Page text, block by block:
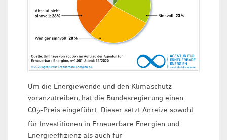
Um die Energiewende und den Klimaschutz
voranzutreiben, hat die Bundesregierung einen
CO2-Preis eingeführt. Dieser setzt Anreize sowohl
für Investitionen in Erneuerbare Energien und
Energieeffizienz als auch für